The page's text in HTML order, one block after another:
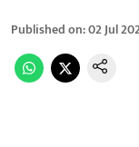
Published on:02 Jul